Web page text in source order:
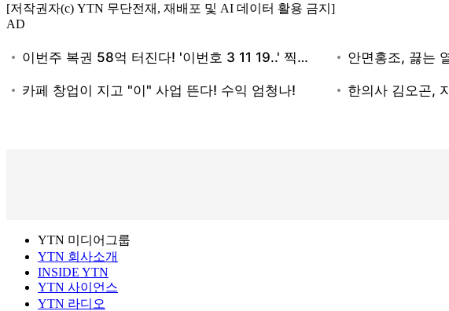
[저작권자(c) YTN 무단전재, 재배포 및 AI 데이터 활용 금지]
AD
YTN 미디어그룹
YTN 회사소개
INSIDE YTN
YTN 사이언스
YTN 라디오